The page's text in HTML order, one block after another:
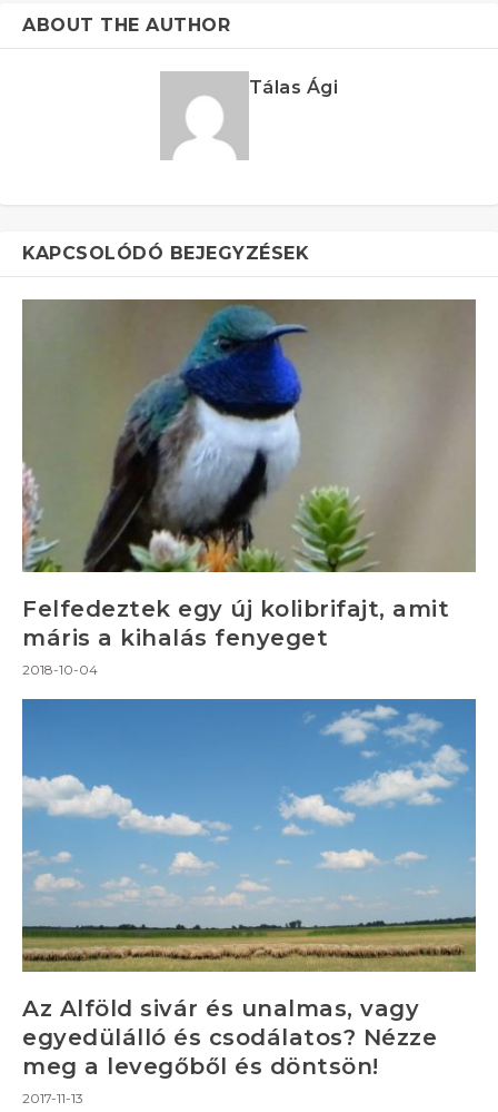
ABOUT THE AUTHOR
Tálas Ági
KAPCSOLÓDÓ BEJEGYZÉSEK
Felfedeztek egy új kolibrifajt, amit
máris a kihalás fenyeget
2018-10-04
Az Alföld sivár és unalmas, vagy
egyedülálló és csodálatos? Nézze
meg a levegőből és döntsön!
2017-11-13